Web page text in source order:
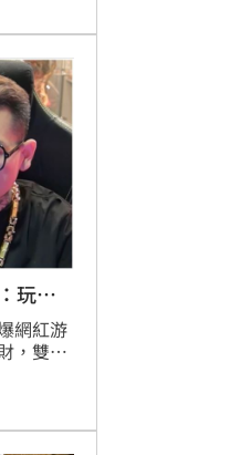
直說大
一次和
片有興
玩到
網紅游
，雙方
好訴
狠嗆